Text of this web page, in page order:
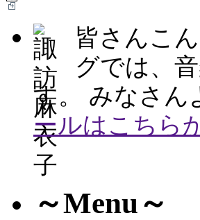
皆さんこ
グでは、
す。 みなさん
ールはこちら
～Menu～